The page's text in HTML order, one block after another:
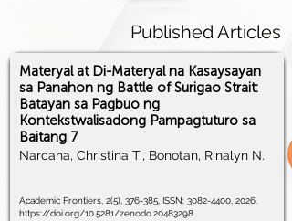
Published Articles
Materyal at Di-Materyal na Kasaysayan
sa Panahon ng Battle of Surigao Strait:
Batayan sa Pagbuo ng
Kontekstwalisadong Pampagtuturo sa
Baitang 7
Narcana, Christina T., Bonotan, Rinalyn N.
Academic Frontiers, 2(5), 376-385, ISSN: 3082-4400 , 2026.
https://doi.org/10.5281/zenodo.20483298